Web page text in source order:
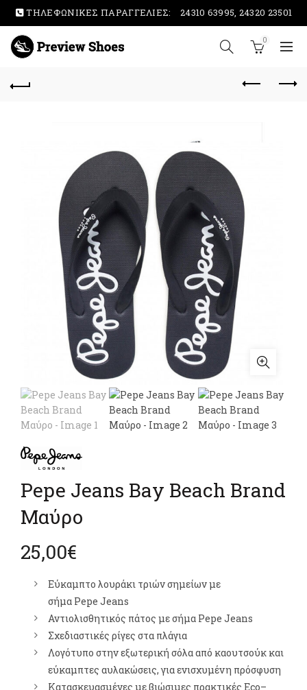
ΤΗΛΕΦΩΝΙΚΕΣ ΠΑΡΑΓΓΕΛΙΕΣ: 24310 63995, 24320 23501
0
Pepe Jeans Bay Beach Brand
Μαύρο
25,00€
Εύκαμπτο λουράκι τριών σημείων με
σήμα Pepe Jeans
Αντιολισθητικός πάτος με σήμα Pepe Jeans
Σχεδιαστικές ρίγες στα πλάγια
Λογότυπο στην εξωτερική σόλα από καουτσούκ και
εύκαμπτες αυλακώσεις, για ενισχυμένη πρόσφυση
Κατασκευασμένες με βιώσιμες πρακτικές Eco–